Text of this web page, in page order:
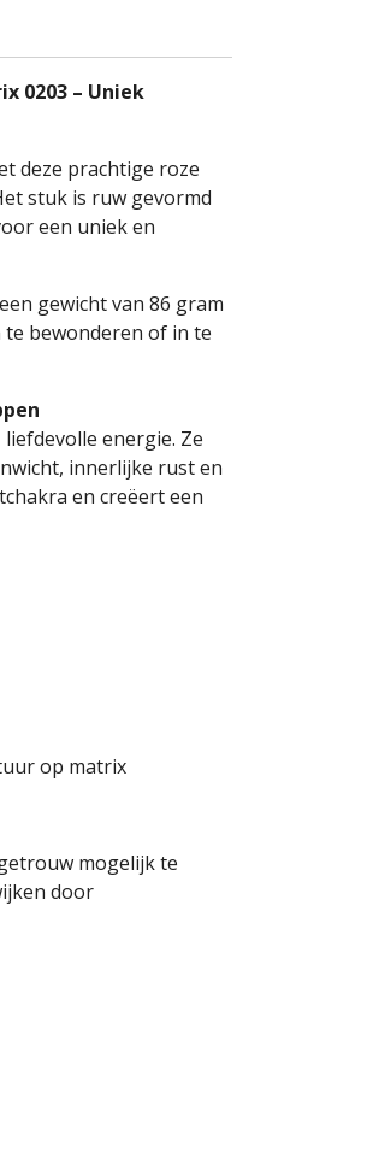
0203 – Uniek
deze prachtige roze
stuk is ruw gevormd
een uniek en
gewicht van 86 gram
bewonderen of in te
energie. Ze
innerlijke rust en
en creëert een
op matrix
mogelijk te
door